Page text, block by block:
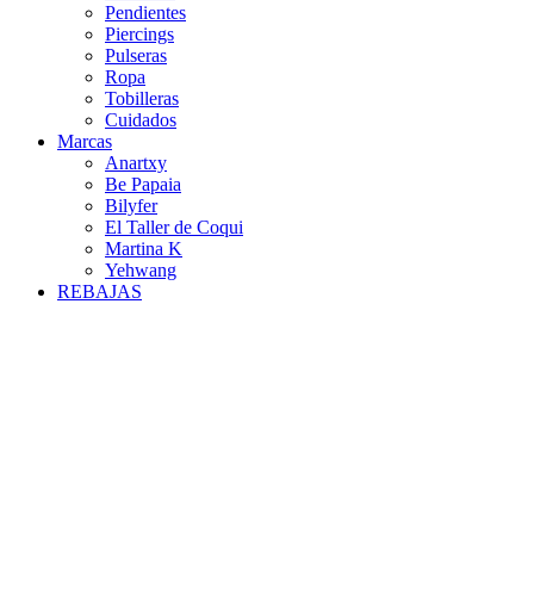
Pendientes
Piercings
Pulseras
Ropa
Tobilleras
Cuidados
Marcas
Anartxy
Be Papaia
Bilyfer
El Taller de Coqui
Martina K
Yehwang
REBAJAS